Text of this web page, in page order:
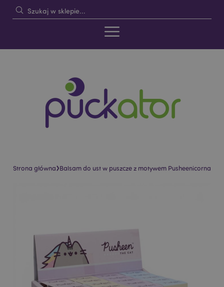
Strona główna›Balsam do ust w puszcze z motywem Pusheenicorna